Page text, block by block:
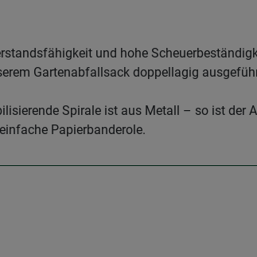
und hohe
Gartenabfallsack doppellagig
Spirale ist aus Metall – so ist der
Papierbanderole.